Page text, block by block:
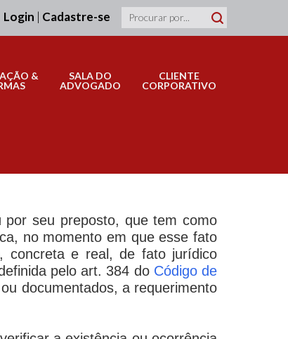
Login | Cadastre-se
&
SALA DO
ADVOGADO
CLIENTE
CORPORATIVO
por seu preposto, que tem como
no momento em que esse fato
concreta e real, de fato jurídico
pelo art. 384 do Código de
documentados, a requerimento